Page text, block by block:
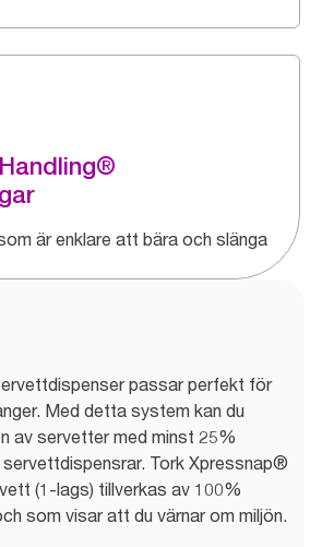
är enklare att bära och slänga
passar perfekt för
Med detta system kan du
av servetter med minst 25%
Tork Xpressnap®
(1-lags) tillverkas av 100%
som visar att du värnar om miljön.